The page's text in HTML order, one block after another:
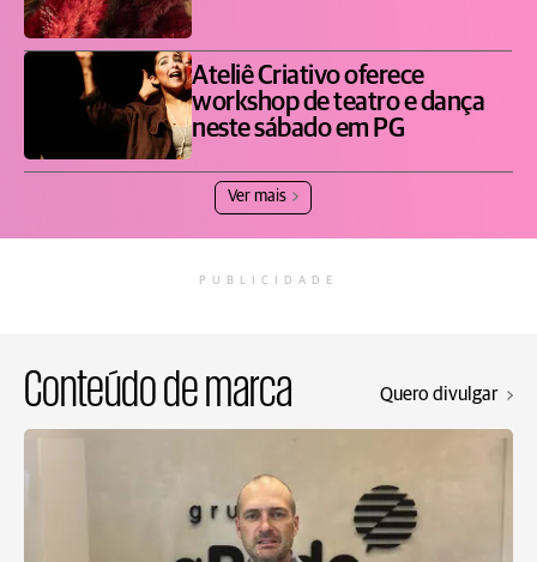
Ateliê Criativo oferece
workshop de teatro e dança
neste sábado em PG
Ver mais
PUBLICIDADE
Conteúdo de marca Quero divulgar